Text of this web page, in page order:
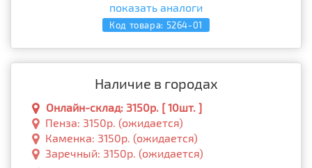
показать аналоги
Код товара: 5264-01
Наличие в городах
Онлайн-склад: 3150р. [ 10шт. ]
Пенза: 3150р. (ожидается)
Каменка: 3150р. (ожидается)
Заречный: 3150р. (ожидается)